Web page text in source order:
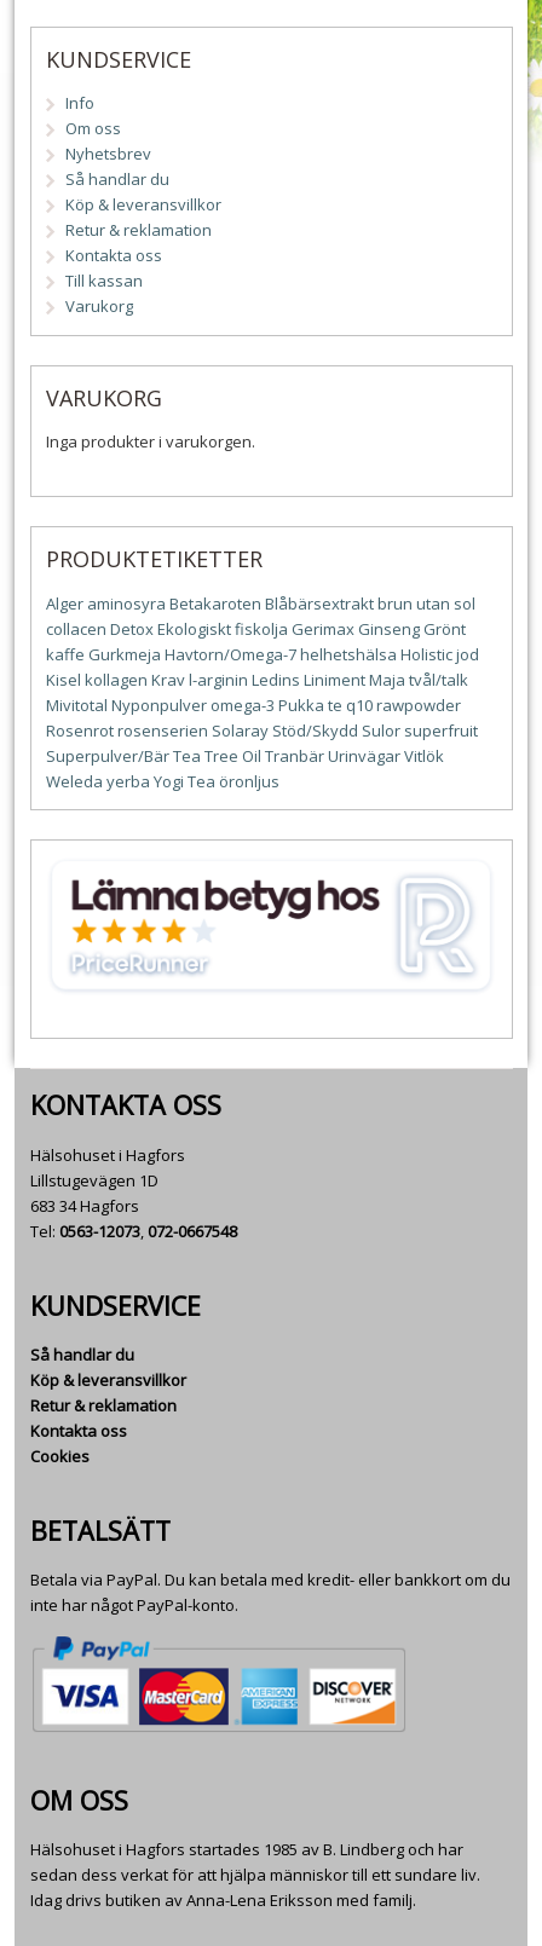
KUNDSERVICE
Info
Om oss
Nyhetsbrev
Så handlar du
Köp & leveransvillkor
Retur & reklamation
Kontakta oss
Till kassan
Varukorg
VARUKORG
Inga produkter i varukorgen.
PRODUKTETIKETTER
Alger aminosyra Betakaroten Blåbärsextraktbrun utan sol
collacen DetoxEkologisktfiskolja Gerimax Ginseng Grönt
kaffe Gurkmeja Havtorn/Omega-7helhetshälsa Holisticjod
Kisel kollagen Kravl-arginin Ledins LinimentMaja tvål/talk
Mivitotal Nyponpulver omega-3 Pukka te q10rawpowder
Rosenrotrosenserien Solaray Stöd/Skydd Sulor superfruit
Superpulver/BärTea Tree Oil TranbärUrinvägarVitlök
Weleda yerba Yogi Tea öronljus
KONTAKTA OSS
Hälsohuset i Hagfors
Lillstugevägen 1D
683 34 Hagfors
Tel: 0563-12073,072-0667548
KUNDSERVICE
Så handlar du
Köp & leveransvillkor
Retur & reklamation
Kontakta oss
Cookies
BETALSÄTT
Betala via PayPal. Du kan betala med kredit- eller bankkort om du
inte har något PayPal-konto.
OM OSS
Hälsohuset i Hagfors startades 1985 av B. Lindberg och har
sedan dess verkat för att hjälpa människor till ett sundare liv.
Idag drivs butiken av Anna-Lena Eriksson med familj.